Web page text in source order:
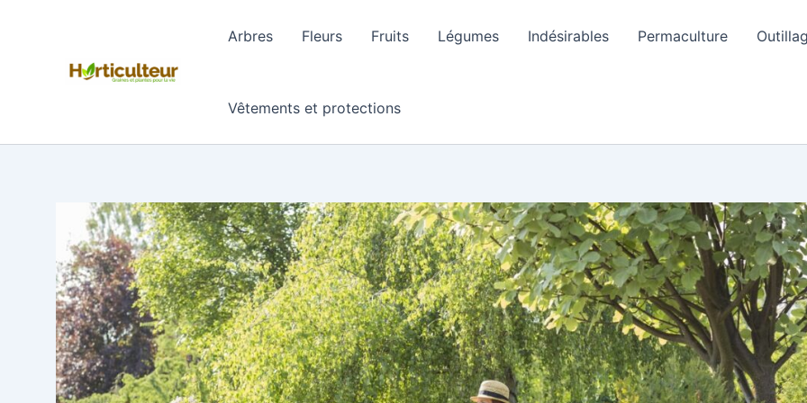
Arbres Fleurs Fruits Légumes Indésirables Permaculture
Vêtements et protections